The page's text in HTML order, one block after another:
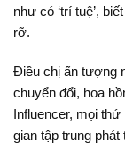
như có ‘trí tuệ’,
rỡ.
Điều chị ấn tượng
chuyển đổi, hoa
Influencer, mọi
gian tập trung